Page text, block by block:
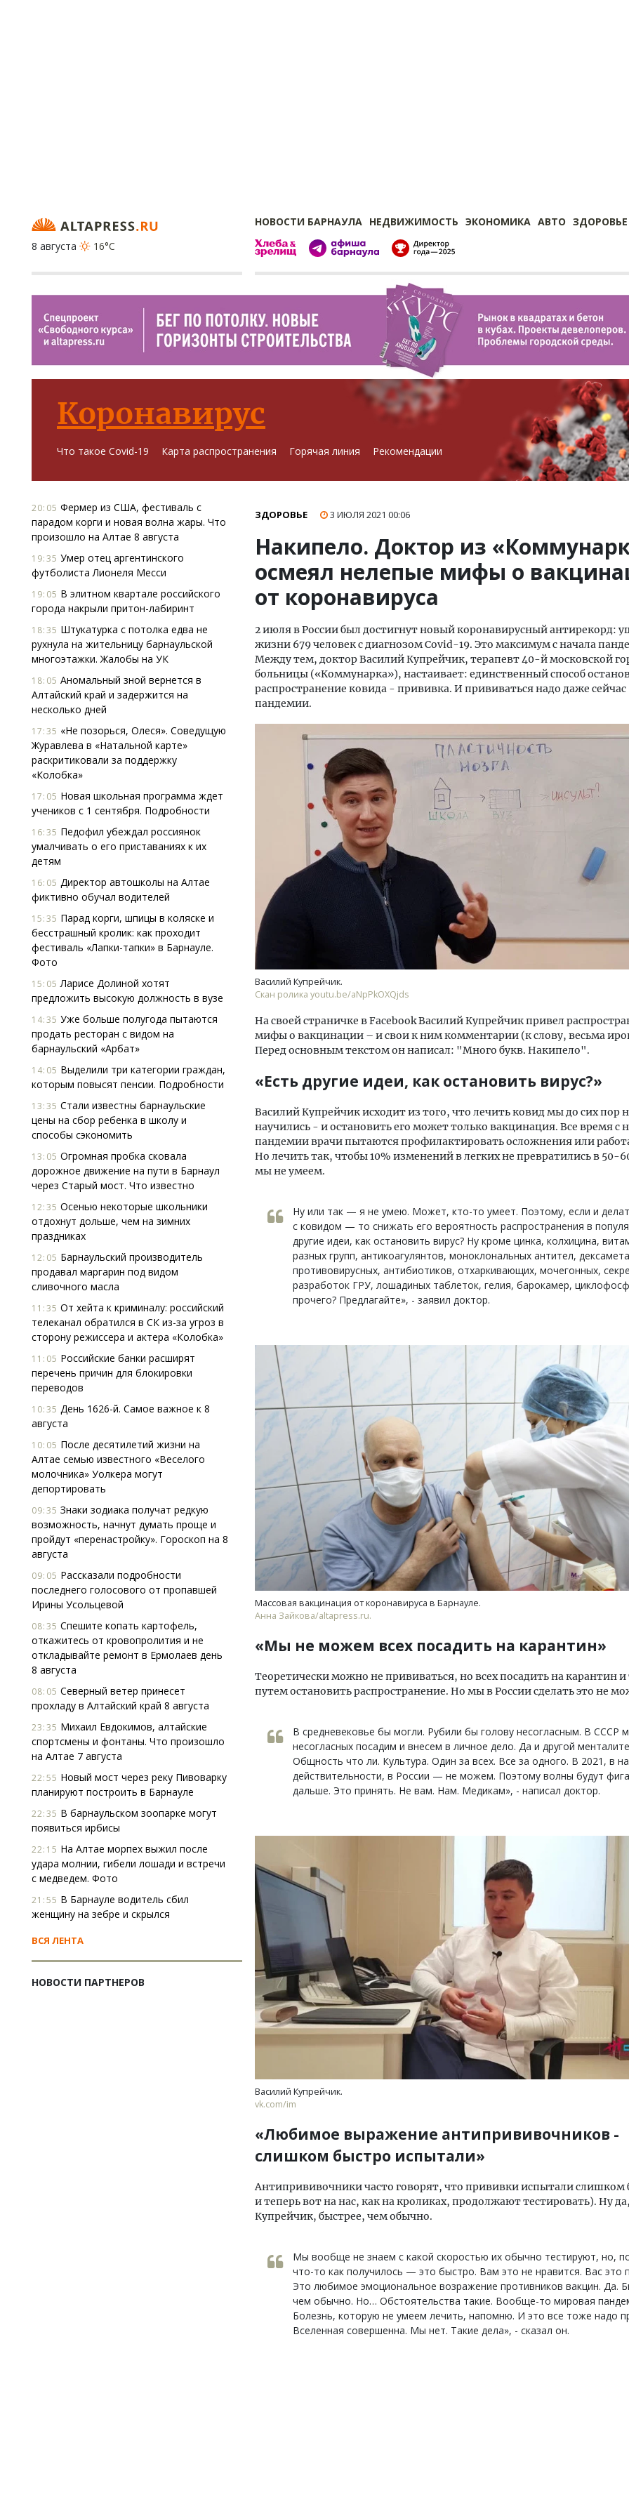
НОВОСТИ БАРНАУЛА НЕДВИЖИМОСТЬ ЭКОНОМИКА АВТО ЗДОРОВЬЕ
8 августа
16°C
Коронавирус
Что такое Covid-19 Карта распространения Горячая линия Рекомендации
20:05 Фермер из США, фестиваль с
парадом корги и новая волна жары. Что
произошло на Алтае 8 августа
19:35 Умер отец аргентинского
футболиста Лионеля Месси
19:05 В элитном квартале российского
города накрыли притон-лабиринт
18:35 Штукатурка с потолка едва не
рухнула на жительницу барнаульской
многоэтажки. Жалобы на УК
18:05 Аномальный зной вернется в
Алтайский край и задержится на
несколько дней
17:35 «Не позорься, Олеся». Соведущую
Журавлева в «Натальной карте»
раскритиковали за поддержку
«Колобка»
17:05 Новая школьная программа ждет
учеников с 1 сентября. Подробности
16:35 Педофил убеждал россиянок
умалчивать о его приставаниях к их
детям
16:05 Директор автошколы на Алтае
фиктивно обучал водителей
15:35 Парад корги, шпицы в коляске и
бесстрашный кролик: как проходит
фестиваль «Лапки-тапки» в Барнауле.
Фото
15:05 Ларисе Долиной хотят
предложить высокую должность в вузе
14:35 Уже больше полугода пытаются
продать ресторан с видом на
барнаульский «Арбат»
14:05 Выделили три категории граждан,
которым повысят пенсии. Подробности
13:35 Стали известны барнаульские
цены на сбор ребенка в школу и
способы сэкономить
13:05 Огромная пробка сковала
дорожное движение на пути в Барнаул
через Старый мост. Что известно
12:35 Осенью некоторые школьники
отдохнут дольше, чем на зимних
праздниках
12:05 Барнаульский производитель
продавал маргарин под видом
сливочного масла
11:35 От хейта к криминалу: российский
телеканал обратился в СК из-за угроз в
сторону режиссера и актера «Колобка»
11:05 Российские банки расширят
перечень причин для блокировки
переводов
10:35 День 1626-й. Самое важное к 8
августа
10:05 После десятилетий жизни на
Алтае семью известного «Веселого
молочника» Уолкера могут
депортировать
09:35 Знаки зодиака получат редкую
возможность, начнут думать проще и
пройдут «перенастройку». Гороскоп на 8
августа
09:05 Рассказали подробности
последнего голосового от пропавшей
Ирины Усольцевой
08:35 Спешите копать картофель,
откажитесь от кровопролития и не
откладывайте ремонт в Ермолаев день
8 августа
08:05 Северный ветер принесет
прохладу в Алтайский край 8 августа
23:35 Михаил Евдокимов, алтайские
спортсмены и фонтаны. Что произошло
на Алтае 7 августа
22:55 Новый мост через реку Пивоварку
планируют построить в Барнауле
22:35 В барнаульском зоопарке могут
появиться ирбисы
22:15 На Алтае морпех выжил после
удара молнии, гибели лошади и встречи
с медведем. Фото
21:55 В Барнауле водитель сбил
женщину на зебре и скрылся
ВСЯ ЛЕНТА
НОВОСТИ ПАРТНЕРОВ
ЗДОРОВЬЕ 3 ИЮЛЯ 2021 00:06
Накипело. Доктор из
осмеял нелепые мифы о
от коронавируса
2 июля в России был достигнут новый коронавирусный антирекорд:
жизни 679 человек с диагнозом Covid-19. Это максимум с начала
Между тем, доктор Василий Купрейчик, терапевт 40-й московской
больницы («Коммунарка»), настаивает: единственный способ
распространение ковида - прививка. И прививаться надо даже сейчас
пандемии.
Василий Купрейчик.
Скан ролика youtu.be/aNpPkOXQjds
На своей страничке в Facebook Василий Купрейчик привел
мифы о вакцинации – и свои к ним комментарии (к слову, весьма
Перед основным текстом он написал: "Много букв. Накипело".
«Есть другие идеи, как остановить вирус?»
Василий Купрейчик исходит из того, что лечить ковид мы до сих пор
научились - и остановить его может только вакцинация. Все время с
пандемии врачи пытаются профилактировать осложнения или
Но лечить так, чтобы 10% изменений в легких не превратились в
мы не умеем.
Ну или так — я не умею. Может, кто-то умеет. Поэтому, если и
с ковидом — то снижать его вероятность распространения в
другие идеи, как остановить вирус? Ну кроме цинка, колхицина,
разных групп, антикоагулянтов, моноклональных антител,
противовирусных, антибиотиков, отхаркивающих, мочегонных,
разработок ГРУ, лошадиных таблеток, гелия, барокамер,
прочего? Предлагайте», - заявил доктор.
Массовая вакцинация от коронавируса в Барнауле.
Анна Зайкова/altapress.ru.
«Мы не можем всех посадить на карантин»
Теоретически можно не прививаться, но всех посадить на карантин
путем остановить распространение. Но мы в России сделать это не
В средневековье бы могли. Рубили бы голову несогласным. В СССР
несогласных посадим и внесем в личное дело. Да и другой
Общность что ли. Культура. Один за всех. Все за одного. В 2021, в
действительности, в России — не можем. Поэтому волны будут
дальше. Это принять. Не вам. Нам. Медикам», - написал доктор.
Василий Купрейчик.
vk.com/im
«Любимое выражение антипрививочников -
слишком быстро испытали»
Антипрививочники часто говорят, что прививки испытали слишком
и теперь вот на нас, как на кроликах, продолжают тестировать). Ну
Купрейчик, быстрее, чем обычно.
Мы вообще не знаем с какой скоростью их обычно тестируют, но,
что-то как получилось — это быстро. Вам это не нравится. Вас это
Это любимое эмоциональное возражение противников вакцин. Да.
чем обычно. Но… Обстоятельства такие. Вообще-то мировая
Болезнь, которую не умеем лечить, напомню. И это все тоже надо
Вселенная совершенна. Мы нет. Такие дела», - сказал он.
Архитектурный код начинается с
земли. Мощение крупноформатными
плитами становится новым
стандартом благоустройства
Смелость архитектурных
Генеральный директор